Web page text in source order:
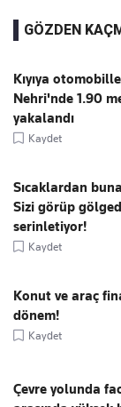
GÖZDEN
Kıyıya
Nehri'nde 1.90
yakalandı
Kaydet
Sıcaklardan
Sizi görüp
serinletiyor!
Kaydet
Konut ve araç
dönem!
Kaydet
Çevre yolunda